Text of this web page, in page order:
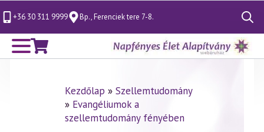
+36 30 311 9999 Bp., Ferenciek tere 7-8.
Search
for:
Kezdőlap » Szellemtudomány
» Evangéliumok a
szellemtudomány fényében